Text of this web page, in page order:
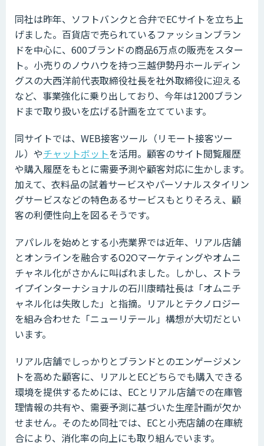
同社は昨年、ソフトバンクと合弁でECサイトを立ち上
げました。百貨店で売られているファッションブラン
ドを中心に、600ブランドの商品6万点の販売をスター
ト。小売りのノウハウを持つ三越伊勢丹ホールディン
グスの大西洋前代表取締役社長を社外取締役に迎える
など、事業強化に乗り出しており、今年は1200ブラン
ドまで取り扱いを広げる計画を立てています。
同サイトでは、WEB接客ツール（リモート接客ツー
ル）やチャットボットを活用。顧客のサイト閲覧履歴
や購入履歴をもとに需要予測や顧客対応に生かします。
加えて、衣料品の試着サービスやパーソナルスタイリン
グサービスなどの特色あるサービスもとりそろえ、顧
客の利便性向上を図るそうです。
アパレルを始めとする小売業界では近年、リアル店舗
とオンラインを融合するO2Oマーケティングやオムニ
チャネル化がさかんに叫ばれました。しかし、ストラ
イプインターナショナルの石川康晴社長は「オムニチ
ャネル化は失敗した」と指摘。リアルとテクノロジー
を組み合わせた「ニューリテール」構想が大切だとい
います。
リアル店舗でしっかりとブランドとのエンゲージメン
トを高めた顧客に、リアルとECどちらでも購入できる
環境を提供するためには、ECとリアル店舗での在庫管
理情報の共有や、需要予測に基づいた生産計画が欠か
せません。そのため同社では、ECと小売店舗の在庫統
合により、消化率の向上にも取り組んでいます。